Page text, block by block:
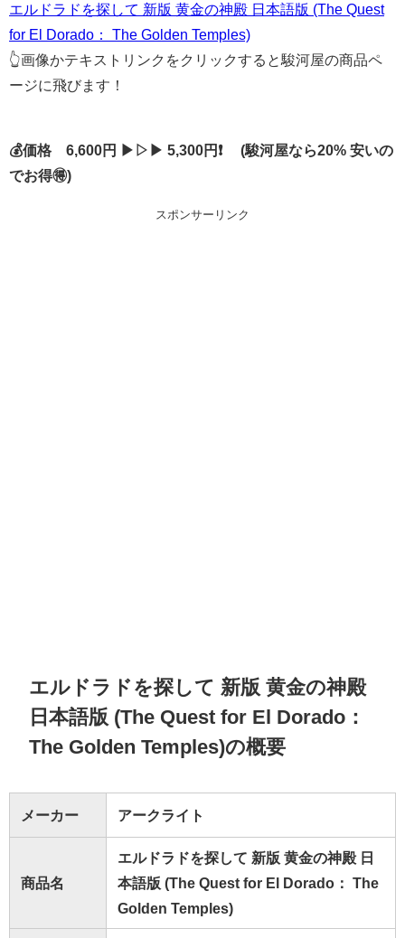
エルドラドを探して 新版 黄金の神殿 日本語版 (The Quest
for El Dorado： The Golden Temples)
👆画像かテキストリンクをクリックすると駿河屋の商品ペ
ージに飛びます！
💰価格 6,600円 ▶▷▶ 5,300円❗ (駿河屋なら20% 安いの
でお得🉐)
スポンサーリンク
エルドラドを探して 新版 黄金の神殿
日本語版 (The Quest for El Dorado：
The Golden Temples)の概要
メーカー アークライト
商品名
エルドラドを探して 新版 黄金の神殿 日
本語版 (The Quest for El Dorado： The
Golden Temples)